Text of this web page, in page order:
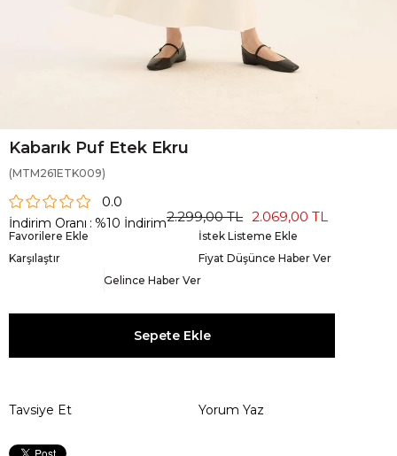
Kabarık Puf Etek Ekru
(MTM261ETK009)
0.0
İndirim Oranı : %10 İndirim2.299,00 TL 2.069,00 TL
Favorilere Ekle
İstek Listeme Ekle
Karşılaştır
Fiyat Düşünce Haber Ver
Gelince Haber Ver
Tavsiye Et Yorum Yaz